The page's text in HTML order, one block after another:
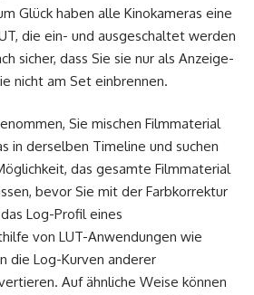
Glück haben alle Kinokameras eine
die ein- und ausgeschaltet werden
sicher, dass Sie sie nur als Anzeige-
nicht am Set einbrennen.
Sie mischen Filmmaterial
in derselben Timeline und suchen
das gesamte Filmmaterial
bevor Sie mit der Farbkorrektur
Log-Profil eines
von LUT-Anwendungen wie
die Log-Kurven anderer
Auf ähnliche Weise können